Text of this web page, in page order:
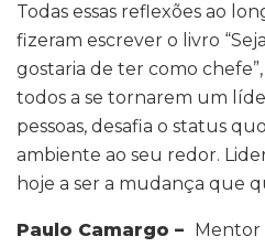
Todas essas reflexões ao
fizeram escrever o livro
gostaria de ter como
todos a se tornarem um
pessoas, desafia o status
ambiente ao seu redor.
hoje a ser a mudança que
Paulo Camargo –
Mentor